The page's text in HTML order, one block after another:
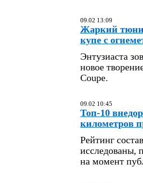
09.02 13:09
Жаркий
купе с
Энтузиаста
новое
Coupe.
09.02 10:45
Топ-10
километров
Рейтинг
исследованы,
на момент